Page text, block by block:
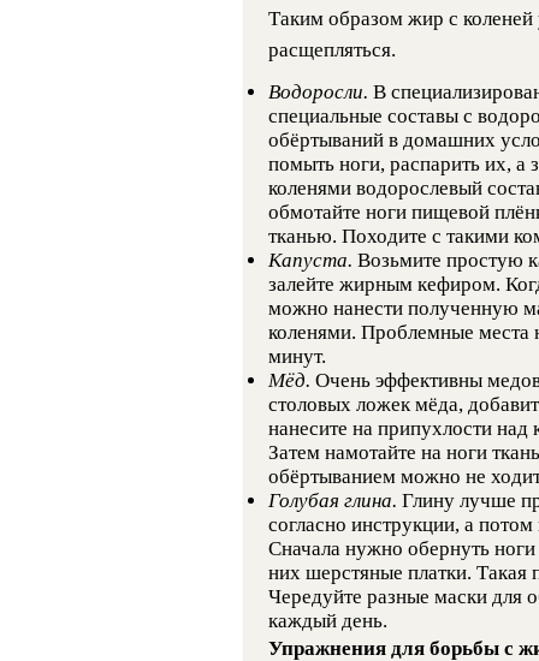
Таким образом жир с коленей
расщепляться.
Водоросли. В
специальные составы с
обёртываний в домашних
помыть ноги, распарить их, а
коленями водорослевый
обмотайте ноги пищевой
тканью. Походите с такими
Капуста. Возьмите простую
залейте жирным кефиром.
можно нанести полученную
коленями. Проблемные места
минут.
Мёд. Очень эффективны
столовых ложек мёда,
нанесите на припухлости над
Затем намотайте на ноги
обёртыванием можно не
Голубая глина. Глину лучше
согласно инструкции, а
Сначала нужно обернуть
них шерстяные платки. Такая
Чередуйте разные маски для
каждый день.
Упражнения для борьбы с